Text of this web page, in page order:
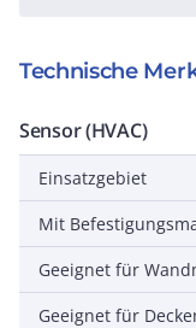
Technische
Sensor (HVAC)
Einsatzgebiet
Mit